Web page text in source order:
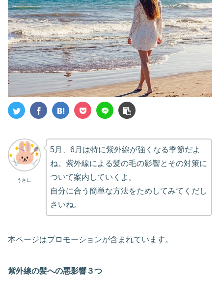
うさに
5月、6月は特に紫外線が強くなる季節だよ
ね。紫外線による髪の毛の影響とその対策に
ついて案内していくよ。
自分に合う簡単な方法をためしてみてくだし
さいね。
本ページはプロモーションが含まれています。
紫外線の髪への悪影響３つ